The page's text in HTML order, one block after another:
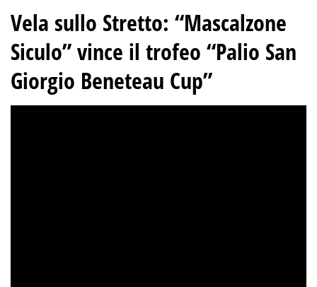
Vela sullo Stretto: “Mascalzone
Siculo” vince il trofeo “Palio San
Giorgio Beneteau Cup”